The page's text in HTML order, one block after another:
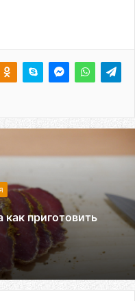
приготовить